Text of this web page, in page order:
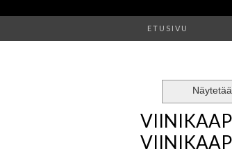
ETUSIVU